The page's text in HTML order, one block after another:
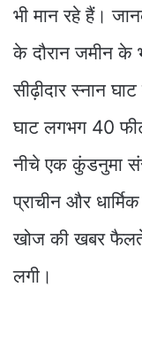
भी मान रहे हैं।
के दौरान जमीन के
सीढ़ीदार स्नान
घाट लगभग 40
नीचे एक कुंडनुमा
प्राचीन और
खोज की खबर फैलते
लगी।